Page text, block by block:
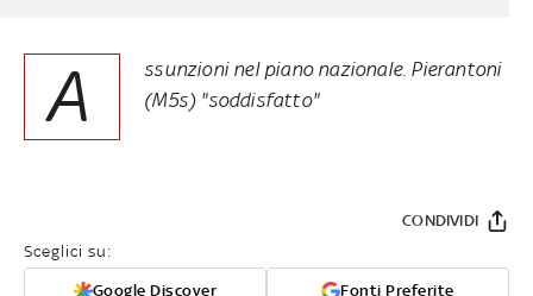
A
ssunzioni nel piano nazionale. Pierantoni
(M5s) "soddisfatto"
Sceglici su:
Google Discover Fonti Preferite
CONDIVIDI